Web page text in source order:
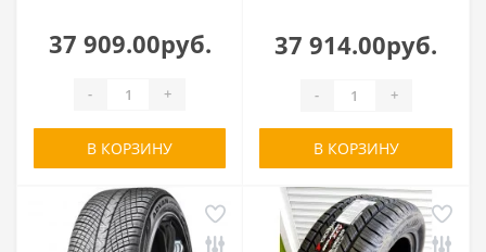
37 909.00руб.
- +
В КОРЗИНУ
37 914.00руб.
- +
В КОРЗИНУ